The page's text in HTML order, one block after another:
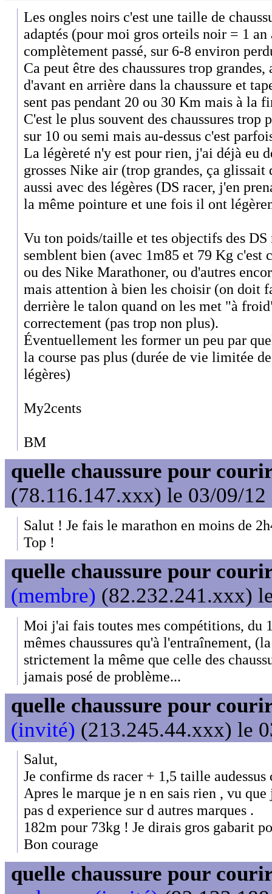
Les ongles noirs c'est une taille de
adaptés (pour moi gros orteils noir = 1 an
complètement passé, sur 6-8 environ
Ca peut être des chaussures trop
d'avant en arrière dans la chaussure et
sent pas pendant 20 ou 30 Km mais à la
C'est le plus souvent des chaussures trop
sur 10 ou semi mais au-dessus c'est
La légèreté n'y est pour rien, j'ai déjà eu
grosses Nike air (trop grandes, ça glissait
aussi avec des légères (DS racer, j'en
la même pointure et une fois il ont
Vu ton poids/taille et tes objectifs des DS
semblent bien (avec 1m85 et 79 Kg c'est
ou des Nike Marathoner, ou d'autres
mais attention à bien les choisir (on doit
derrière le talon quand on les met "à
correctement (pas trop non plus).
Éventuellement les former un peu par
la course pas plus (durée de vie limitée
légères)
My2cents
BM
quelle chaussure pour
(78.116.147.xxx) le 03/09/12
Salut ! Je fais le marathon en moins de
Top !
quelle chaussure pour
(membre) (82.232.241.xxx)
Moi j'ai fais toutes mes compétitions, du
mêmes chaussures qu'à l'entraînement,
strictement la même que celle des
jamais posé de problème...
quelle chaussure pour
(invité) (213.245.44.xxx) le
Salut,
Je confirme ds racer + 1,5 taille
Apres le marque je n en sais rien , vu
pas d experience sur d autres marques .
182m pour 73kg ! Je dirais gros gabarit
Bon courage
quelle chaussure pour